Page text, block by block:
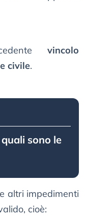
vincolo
civile.
sono le
altri impedimenti
cioè: